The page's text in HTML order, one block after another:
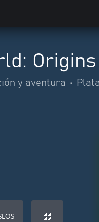
Origins
y aventura •